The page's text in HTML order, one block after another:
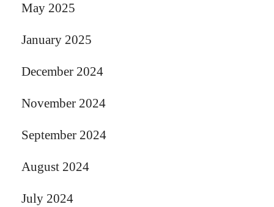
May 2025
January 2025
December 2024
November 2024
September 2024
August 2024
July 2024